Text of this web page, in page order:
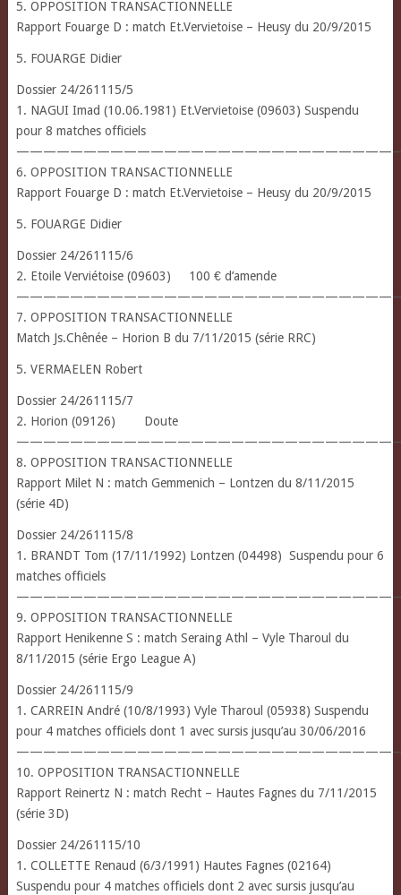
5. OPPOSITION TRANSACTIONNELLE
Rapport Fouarge D : match Et.Vervietoise – Heusy du 20/9/2015
5. FOUARGE Didier
Dossier 24/261115/5
1. NAGUI Imad (10.06.1981) Et.Vervietoise (09603) Suspendu
pour 8 matches officiels
6. OPPOSITION TRANSACTIONNELLE
Rapport Fouarge D : match Et.Vervietoise – Heusy du 20/9/2015
5. FOUARGE Didier
Dossier 24/261115/6
2. Etoile Verviétoise (09603) 100 € d’amende
7. OPPOSITION TRANSACTIONNELLE
Match Js.Chênée – Horion B du 7/11/2015 (série RRC)
5. VERMAELEN Robert
Dossier 24/261115/7
2. Horion (09126) Doute
8. OPPOSITION TRANSACTIONNELLE
Rapport Milet N : match Gemmenich – Lontzen du 8/11/2015
(série 4D)
Dossier 24/261115/8
1. BRANDT Tom (17/11/1992) Lontzen (04498) Suspendu pour 6
matches officiels
9. OPPOSITION TRANSACTIONNELLE
Rapport Henikenne S : match Seraing Athl – Vyle Tharoul du
8/11/2015 (série Ergo League A)
Dossier 24/261115/9
1. CARREIN André (10/8/1993) Vyle Tharoul (05938) Suspendu
pour 4 matches officiels dont 1 avec sursis jusqu’au 30/06/2016
10. OPPOSITION TRANSACTIONNELLE
Rapport Reinertz N : match Recht – Hautes Fagnes du 7/11/2015
(série 3D)
Dossier 24/261115/10
1. COLLETTE Renaud (6/3/1991) Hautes Fagnes (02164)
Suspendu pour 4 matches officiels dont 2 avec sursis jusqu’au